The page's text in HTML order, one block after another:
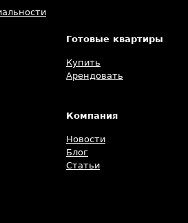
Готовые квартиры
Купить
Арендовать
Компания
Новости
Блог
Статьи